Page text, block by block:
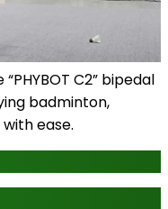
C2” bipedal
badminton,
ease.